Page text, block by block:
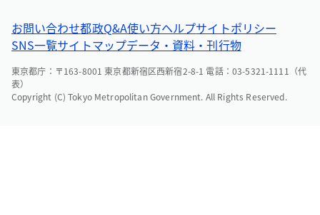
お問い合わせ都政Q&A使い方ヘルプサイトポリシー
SNS一覧サイトマップデータ・資料・刊行物
東京都庁：〒163-8001 東京都新宿区西新宿2-8-1 電話：03-5321-1111（代
表）
Copyright (C) Tokyo Metropolitan Government. All Rights Reserved.